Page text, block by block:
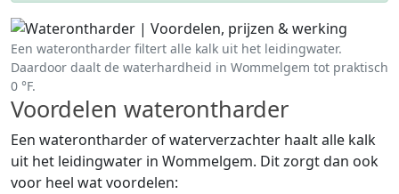
Een waterontharder filtert alle kalk uit het leidingwater.
Daardoor daalt de waterhardheid in Wommelgem tot praktisch
0 °F.
Voordelen waterontharder
Een waterontharder of waterverzachter haalt alle kalk
uit het leidingwater in Wommelgem. Dit zorgt dan ook
voor heel wat voordelen: